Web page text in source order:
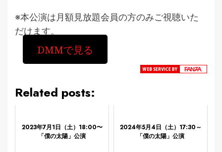
※本公演は月額見放題会員の方のみご視聴いた
だけます。
DMMで見る
Related posts:
2023年7月1日（土）18:00〜
「僕の太陽」公演
2024年5月4日（土）17:30～
「僕の太陽」公演